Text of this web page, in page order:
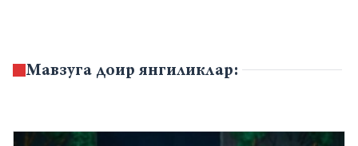
Мавзуга доир янгиликлар: